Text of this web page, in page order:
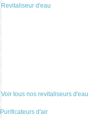
Revitaliseur d'eau
Voir tous nos revitaliseurs d'eau
Purificateurs d'air